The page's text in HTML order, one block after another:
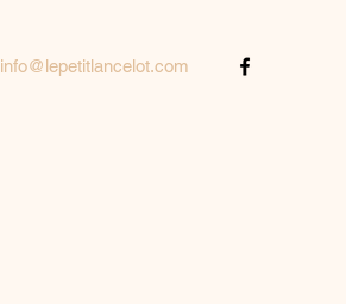
info@lepetitlancelot.com